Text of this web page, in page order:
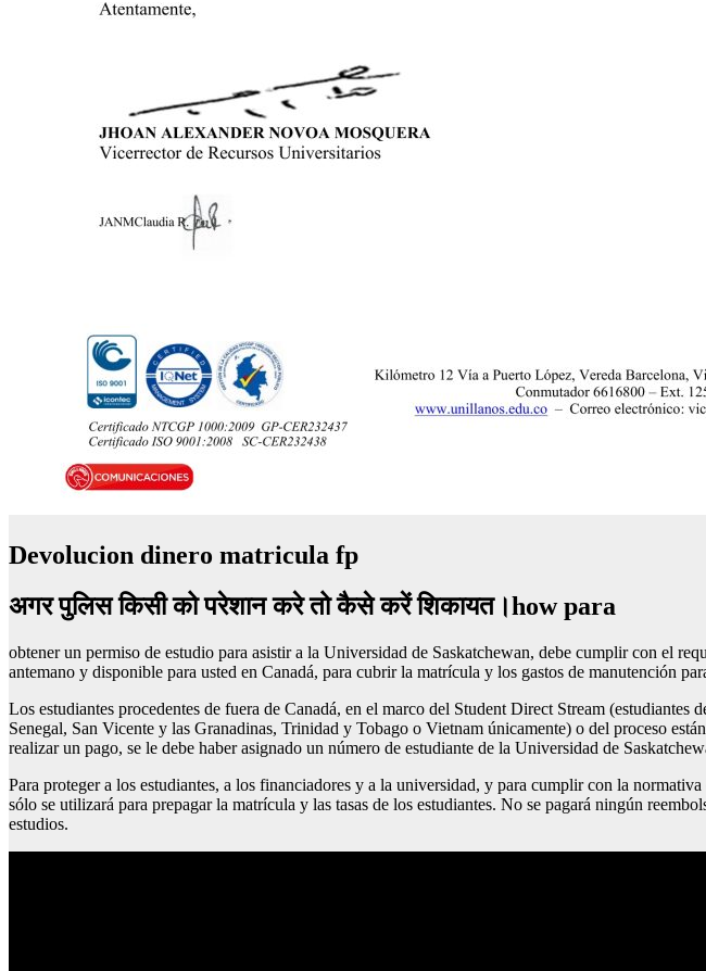
Devolucion dinero matricula fp
अगर पुलिस किसी को परेशान करे तो कैसे करें शिकायत।how para
obtener un permiso de estudio para asistir a la Universidad de Saskatchewan, debe cumplir con el
antemano y disponible para usted en Canadá, para cubrir la matrícula y los gastos de manutención
Los estudiantes procedentes de fuera de Canadá, en el marco del Student Direct Stream
Senegal, San Vicente y las Granadinas, Trinidad y Tobago o Vietnam únicamente) o del proceso
realizar un pago, se le debe haber asignado un número de estudiante de la Universidad de
Para proteger a los estudiantes, a los financiadores y a la universidad, y para cumplir con la
sólo se utilizará para prepagar la matrícula y las tasas de los estudiantes. No se pagará ningún
estudios.